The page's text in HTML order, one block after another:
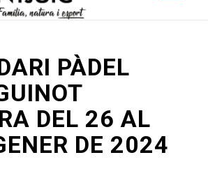
PÀDEL
DEL 26 AL
DE 2024